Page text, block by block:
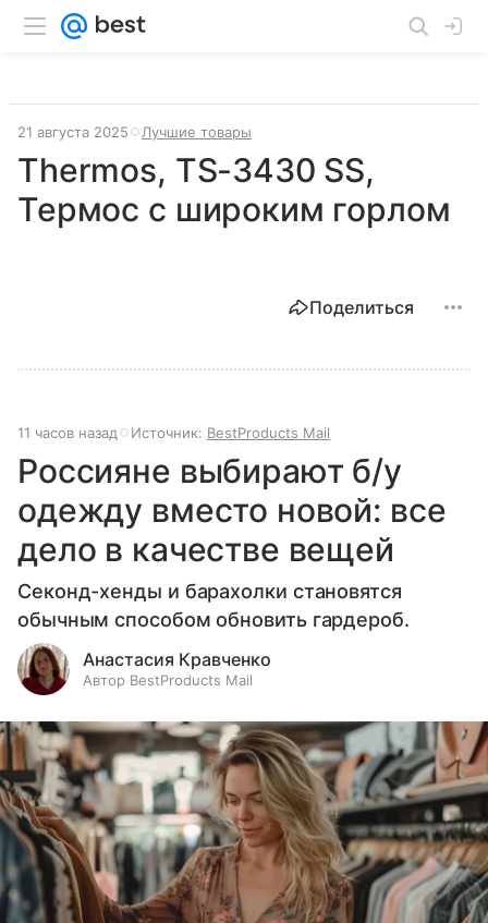
21 августа 2025 Лучшие товары
Thermos, TS-3430 SS,
Термос с широким горлом
Поделиться
11 часов назад Источник: BestProducts Mail
Россияне выбирают б/у
одежду вместо новой: все
дело в качестве вещей
Секонд-хенды и барахолки становятся
обычным способом обновить гардероб.
Анастасия Кравченко
Автор BestProducts Mail